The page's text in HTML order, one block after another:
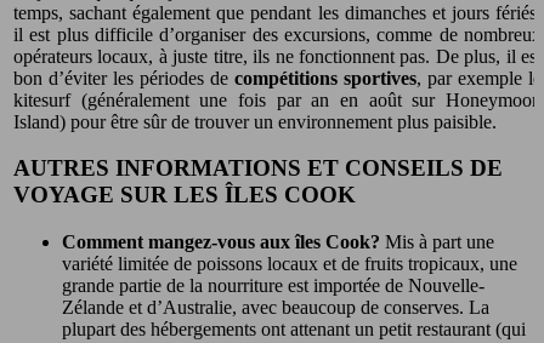
temps, sachant également que pendant les dimanches et jours fériés,
il est plus difficile d’organiser des excursions, comme de nombreux
opérateurs locaux, à juste titre, ils ne fonctionnent pas. De plus, il est
bon d’éviter les périodes de compétitions sportives, par exemple le
kitesurf (généralement une fois par an en août sur Honeymoon
Island) pour être sûr de trouver un environnement plus paisible.
AUTRES INFORMATIONS ET CONSEILS DE
VOYAGE SUR LES ÎLES COOK
Comment mangez-vous aux îles Cook? Mis à part une
variété limitée de poissons locaux et de fruits tropicaux, une
grande partie de la nourriture est importée de Nouvelle-
Zélande et d’Australie, avec beaucoup de conserves. La
plupart des hébergements ont attenant un petit restaurant (qui